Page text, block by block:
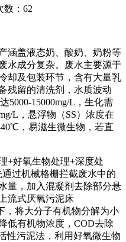
：62
涵盖液态奶、酸奶、奶粉等
水成分复杂。废水主要源于
却及包装环节，含有大量乳
残留的清洗剂，水质波动
5000-15000mg/L，生化需
L，悬浮物（SS）浓度在
40℃，易滋生微生物，若直
+好氧生物处理+深度处
过机械格栅拦截废水中的
量，加入混凝剂去除部分悬
流式厌氧污泥床
，将大分子有机物分解为小
低有机物浓度，COD去除
性污泥法，利用好氧微生物